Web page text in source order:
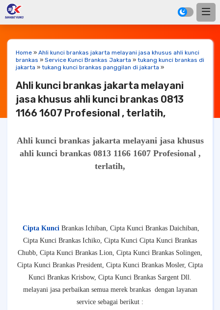
Home » Ahli kunci brankas jakarta melayani jasa khusus ahli kunci
brankas » Service Kunci Brankas Jakarta » tukang kunci brankas di
jakarta » tukang kunci brankas panggilan di jakarta »
Ahli kunci brankas jakarta melayani
jasa khusus ahli kunci brankas 0813
1166 1607 Profesional , terlatih,
Ahli kunci brankas jakarta melayani jasa khusus
ahli kunci brankas 0813 1166 1607 Profesional ,
terlatih,
Cipta Kunci Brankas Ichiban, Cipta Kunci Brankas Daichiban,
Cipta Kunci Brankas Ichiko, Cipta Kunci Cipta Kunci Brankas
Chubb, Cipta Kunci Brankas Lion, Cipta Kunci Brankas Solingen,
Cipta Kunci Brankas President, Cipta Kunci Brankas Mosler, Cipta
Kunci Brankas Krisbow, Cipta Kunci Brankas Sargent Dll.
melayani jasa perbaikan semua merek brankas dengan layanan
service sebagai berikut :